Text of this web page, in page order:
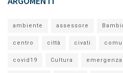
ambiente assessore
centro città civati
covid19 Cultura emergenza